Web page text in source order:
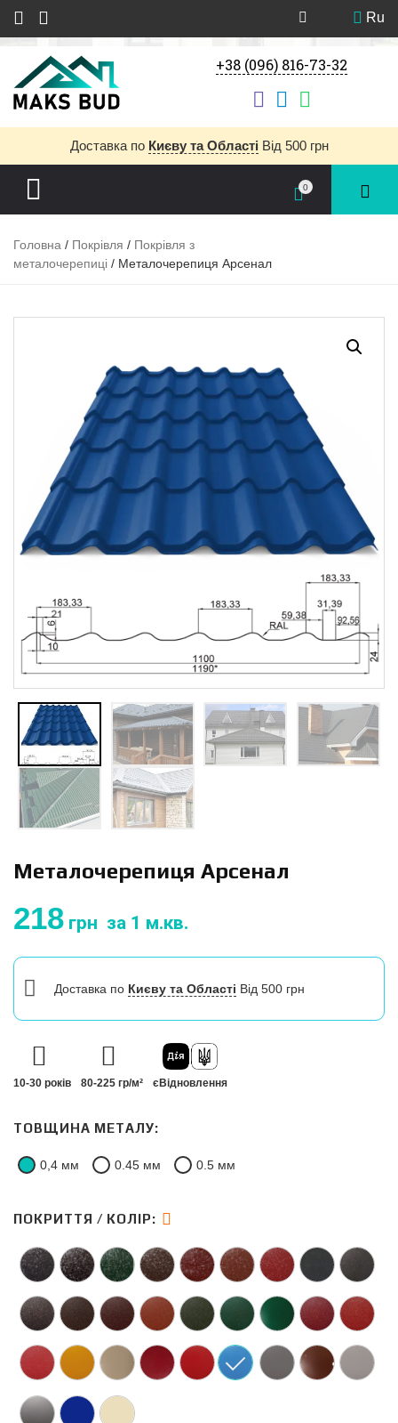
Ru
+38 (096) 816-73-32
Доставка по Києву та Області Від 500 грн
0
Головна / Покрівля / Покрівля з
металочерепиці / Металочерепиця Арсенал
Металочерепиця Арсенал
218 грн за 1 м.кв.
Доставка по Києву та Області Від 500 грн
10-30 років 80-225 гр/м² єВідновлення
ТОВЩИНА МЕТАЛУ:
0,4 мм 0.45 мм 0.5 мм
ПОКРИТТЯ / КОЛІР: